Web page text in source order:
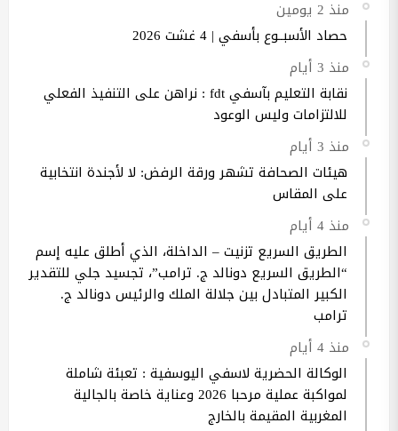
منذ 2 يومين
حصاد الأسبــوع بأسفي | 4 غشت 2026
منذ 3 أيام
نقابة التعليم بآسفي fdt : نراهن على التنفيذ الفعلي
للالتزامات وليس الوعود
منذ 3 أيام
هيئات الصحافة تشهر ورقة الرفض: لا لأجندة انتخابية
على المقاس
منذ 4 أيام
الطريق السريع تزنيت – الداخلة، الذي أطلق عليه إسم
“الطريق السريع دونالد ج. ترامب”، تجسيد جلي للتقدير
الكبير المتبادل بين جلالة الملك والرئيس دونالد ج.
ترامب
منذ 4 أيام
الوكالة الحضرية لاسفي اليوسفية : تعبئة شاملة
لمواكبة عملية مرحبا 2026 وعناية خاصة بالجالية
المغربية المقيمة بالخارج